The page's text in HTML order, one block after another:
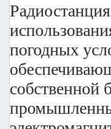
Радиостанция
погодных
собственной